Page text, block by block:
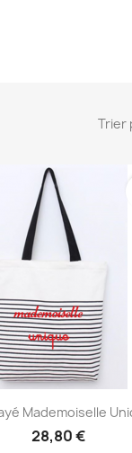
Trier
Aperçu rapide
Mademoiselle
28,80 €